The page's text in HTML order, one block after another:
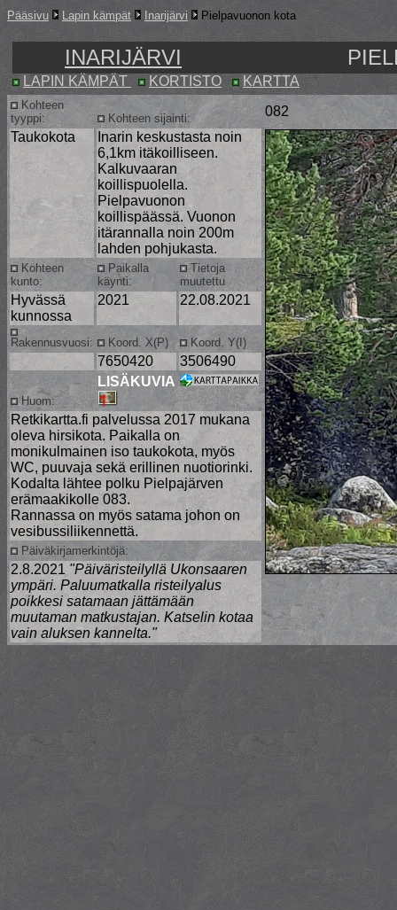
Pääsivu Lapin kämpät Inarijärvi Pielpavuonon kota
INARIJÄRVI
LAPIN KÄMPÄT KORTISTO KARTTA
Kohteen
tyyppi:
Kohteen sijainti:
082
Taukokota
Inarin keskustasta noin
6,1km itäkoilliseen.
Kalkuvaaran
koillispuolella.
Pielpavuonon
koillispäässä. Vuonon
itärannalla noin 200m
lahden pohjukasta.
Kohteen
kunto:
Paikalla
käynti:
Tietoja
muutettu
Hyvässä
kunnossa
2021 22.08.2021
Rakennusvuosi: Koord. X(P) Koord. Y(I)
7650420 3506490
Huom:
LISÄKUVIA
Retkikartta.fi palvelussa 2017 mukana
oleva hirsikota. Paikalla on
monikulmainen iso taukokota, myös
WC, puuvaja sekä erillinen nuotiorinki.
Kodalta lähtee polku Pielpajärven
erämaakikolle 083.
Rannassa on myös satama johon on
vesibussiliikennettä.
Päiväkirjamerkintöjä:
2.8.2021 "Päiväristeilyllä Ukonsaaren
ympäri. Paluumatkalla risteilyalus
poikkesi satamaan jättämään
muutaman matkustajan. Katselin kotaa
vain aluksen kannelta."